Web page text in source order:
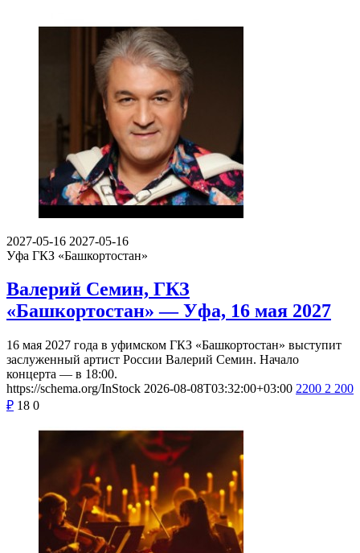
2027-05-16 2027-05-16
Уфа ГКЗ «Башкортостан»
Валерий Семин, ГКЗ
«Башкортостан» — Уфа, 16 мая 2027
16 мая 2027 года в уфимском ГКЗ «Башкортостан» выступит
заслуженный артист России Валерий Семин. Начало
концерта — в 18:00.
https://schema.org/InStock 2026-08-08T03:32:00+03:00 2200 2 200
₽ 18 0